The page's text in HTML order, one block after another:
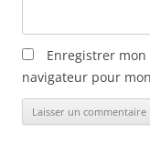
Enregistrer
navigateur pour